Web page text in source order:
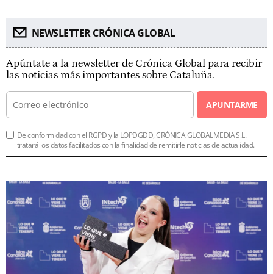
NEWSLETTER CRÓNICA GLOBAL
Apúntate a la newsletter de Crónica Global para recibir
las noticias más importantes sobre Cataluña.
APUNTARME
De conformidad con el RGPD y la LOPDGDD, CRÓNICA GLOBALMEDIA S.L.
tratará los datos facilitados con la finalidad de remitirle noticias de actualidad.